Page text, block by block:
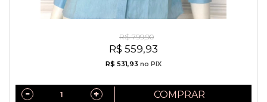
R$ 559,93
R$ 799,90
R$ 531,93 no PIX
COMPRAR